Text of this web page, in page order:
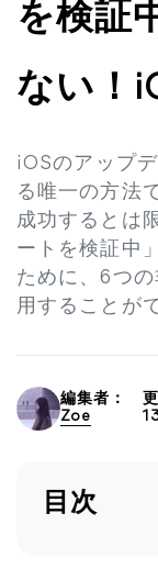
を検証
ない！
iOSのアップ
る唯一の方法
成功するとは
ートを検証中
ために、6つ
用することが
編集者：
Zoe
目次